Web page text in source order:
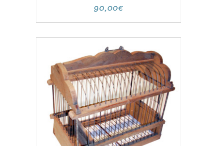
90,00€